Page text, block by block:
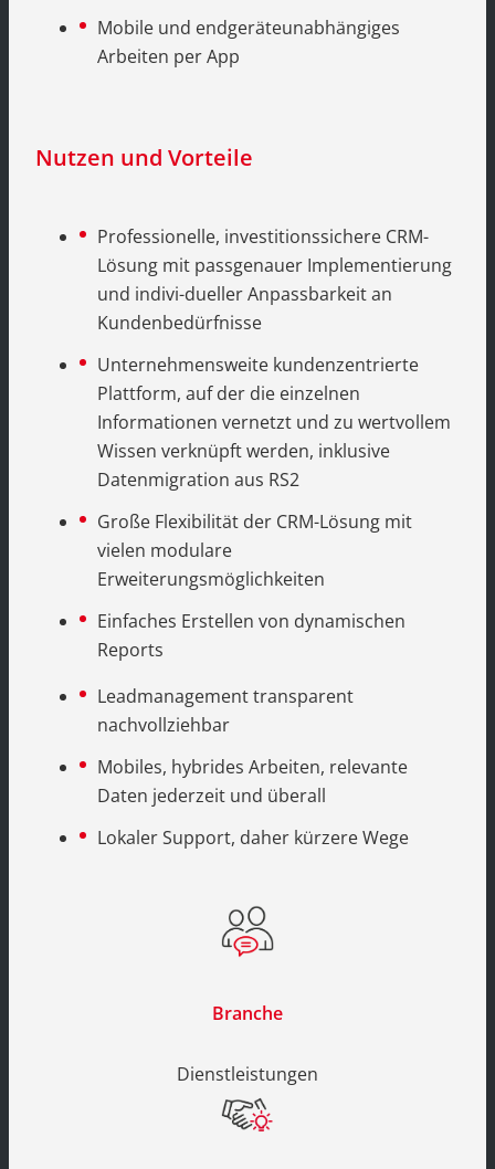
Mobile und endgeräteunabhängiges
Arbeiten per App
Nutzen und Vorteile
Professionelle, investitionssichere CRM-
Lösung mit passgenauer Implementierung
und indivi-dueller Anpassbarkeit an
Kundenbedürfnisse
Unternehmensweite kundenzentrierte
Plattform, auf der die einzelnen
Informationen vernetzt und zu wertvollem
Wissen verknüpft werden, inklusive
Datenmigration aus RS2
Große Flexibilität der CRM-Lösung mit
vielen modulare
Erweiterungsmöglichkeiten
Einfaches Erstellen von dynamischen
Reports
Leadmanagement transparent
nachvollziehbar
Mobiles, hybrides Arbeiten, relevante
Daten jederzeit und überall
Lokaler Support, daher kürzere Wege
Branche
Dienstleistungen